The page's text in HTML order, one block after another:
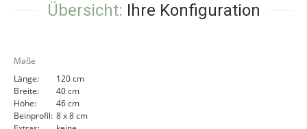
Übersicht: Ihre Konfiguration
Maße
Länge:
120 cm
Breite:
40 cm
Höhe:
46 cm
Beinprofil: 8 x 8 cm